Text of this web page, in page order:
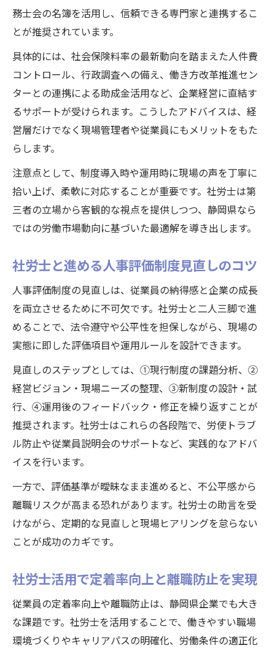
務士会の名簿を活用し、信頼できる専門家と連携するこ
とが推奨されています。
具体的には、社会保険料率の最新動向を踏まえた人件費
コントロール、行政調査への備え、働き方改革推進セン
ターとの連携による助成金活用など、企業経営に直結す
るサポートが受けられます。こうしたアドバイスは、経
営層だけでなく現場管理者や従業員にもメリットをもた
らします。
注意点として、制度導入時や運用時に現場の声を丁寧に
拾い上げ、柔軟に対応することが重要です。社労士は第
三者の立場から客観的な視点を提供しつつ、静岡県なら
ではの労働市場動向に基づいた最適解を導き出します。
社労士と進める人事評価制度見直しのコツ
人事評価制度の見直しは、従業員の納得感と企業の成長
を両立させるために不可欠です。社労士と二人三脚で進
めることで、法令遵守や公平性を担保しながら、現場の
実態に即した評価項目や運用ルールを設計できます。
見直しのステップとしては、①現行制度の課題分析、②
経営ビジョン・現場ニーズの整理、③新制度の設計・試
行、④運用後のフィードバック・修正を繰り返すことが
推奨されます。社労士はこれらの各段階で、労使トラブ
ル防止や従業員説明会のサポートなど、実践的なアドバ
イスを行います。
一方で、評価基準が曖昧なまま進めると、不公平感から
離職リスクが高まる恐れがあります。社労士の助言を受
けながら、定期的な見直しと現場ヒアリングを怠らない
ことが成功のカギです。
社労士活用で定着率向上と離職防止を実現
従業員の定着率向上や離職防止は、静岡県企業でも大き
な課題です。社労士を活用することで、働きやすい職場
環境づくりやキャリアパスの明確化、労働条件の適正化